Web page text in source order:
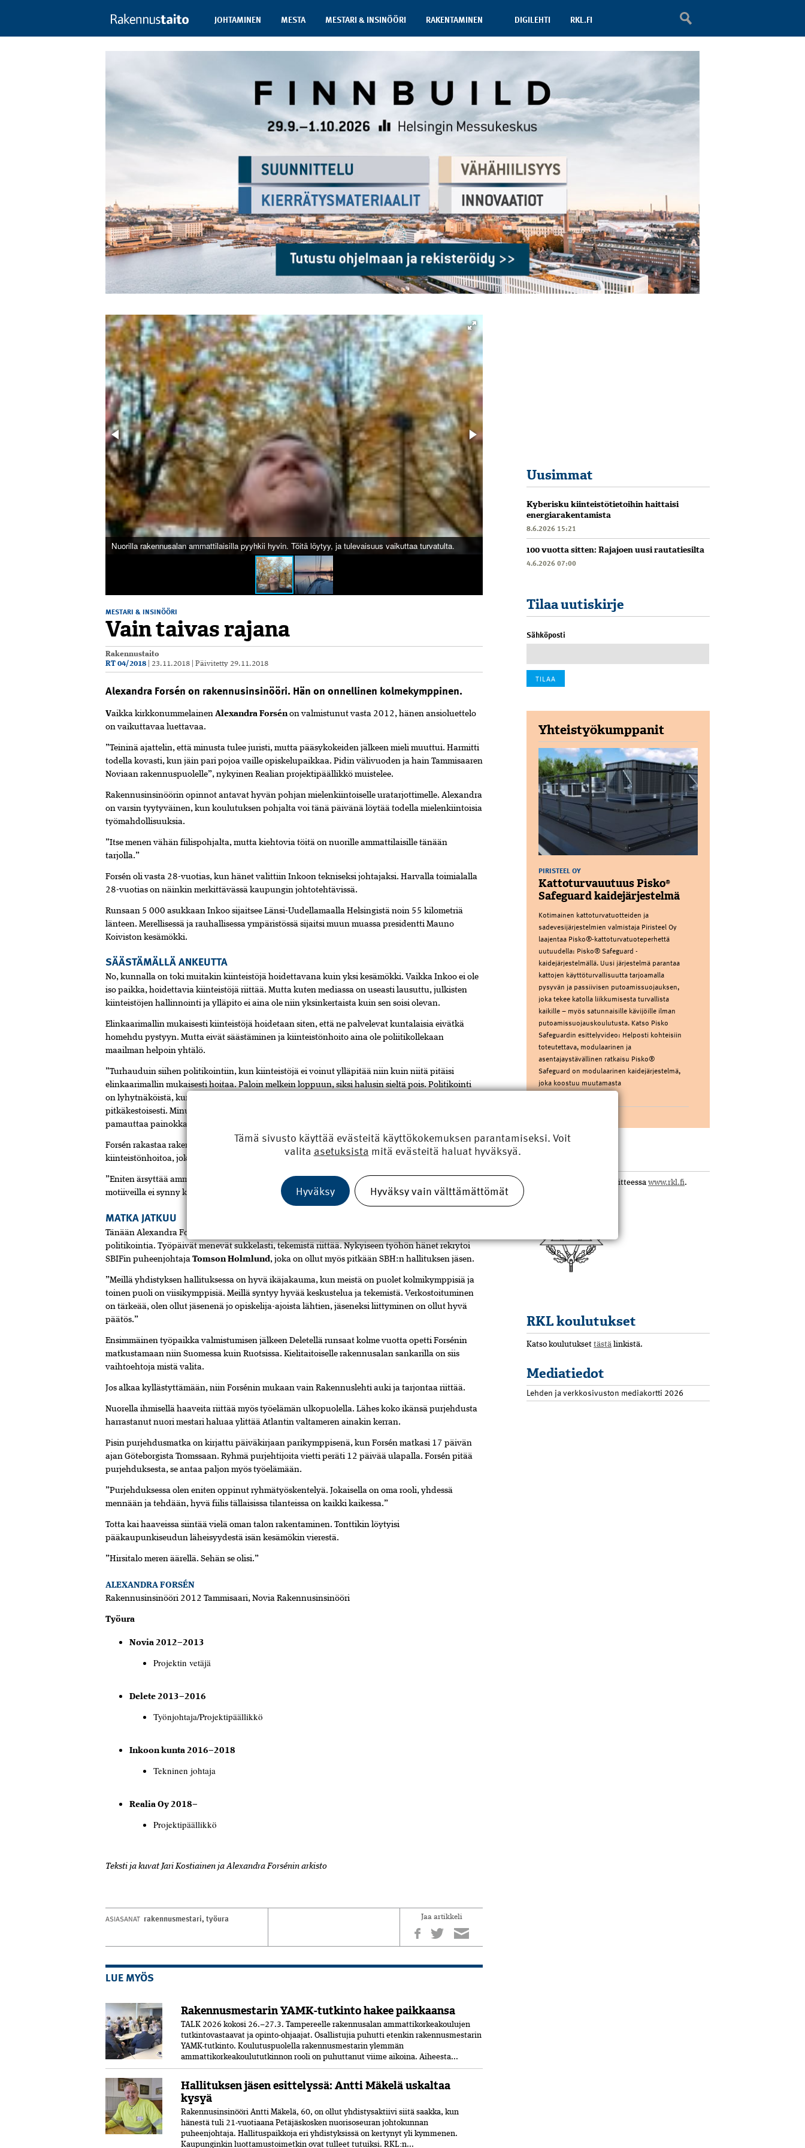
JOHTAMINEN MESTA MESTARI & INSINÖÖRI RAKENTAMINEN DIGILEHTI RKL.FI
Nuorilla rakennusalan ammattilaisilla pyyhkii hyvin. Töitä löytyy, ja tulevaisuus vaikuttaa turvatulta.
MESTARI & INSINÖÖRI
Vain taivas rajana
Rakennustaito
RT 04/2018
23.11.2018 |Päivitetty 29.11.2018
Alexandra Forsén on rakennusinsinööri. Hän on onnellinen kolmekymppinen.
Vaikka kirkkonummelainenAlexandra Forsénon valmistunut vasta 2012, hänen ansioluettelo
on vaikuttavaa luettavaa.
”Teininä ajattelin, että minusta tulee juristi, mutta pääsykokeiden jälkeen mieli muuttui. Harmitti
todella kovasti, kun jäin pari pojoa vaille opiskelupaikkaa. Pidin välivuoden ja hain Tammisaaren
Noviaan rakennuspuolelle”, nykyinen Realian projektipäällikkö muistelee.
Rakennusinsinöörin opinnot antavat hyvän pohjan mielenkiintoiselle uratarjottimelle. Alexandra
on varsin tyytyväinen, kun koulutuksen pohjalta voi tänä päivänä löytää todella mielenkiintoisia
työmahdollisuuksia.
”Itse menen vähän fiilispohjalta, mutta kiehtovia töitä on nuorille ammattilaisille tänään
tarjolla.”
Forsén oli vasta 28-vuotias, kun hänet valittiin Inkoon tekniseksi johtajaksi. Harvalla toimialalla
28-vuotias on näinkin merkittävässä kaupungin johtotehtävissä.
Runsaan 5 000 asukkaan Inkoo sijaitsee Länsi-Uudellamaalla Helsingistä noin 55 kilometriä
länteen. Merellisessä ja rauhallisessa ympäristössä sijaitsi muun muassa presidentti Mauno
Koiviston kesämökki.
SÄÄSTÄMÄLLÄ ANKEUTTA
No, kunnalla on toki muitakin kiinteistöjä hoidettavana kuin yksi kesämökki. Vaikka Inkoo ei ole
iso paikka, hoidettavia kiinteistöjä riittää. Mutta kuten mediassa on useasti lausuttu, julkisten
kiinteistöjen hallinnointi ja ylläpito ei aina ole niin yksinkertaista kuin sen soisi olevan.
Elinkaarimallin mukaisesti kiinteistöjä hoidetaan siten, että ne palvelevat kuntalaisia eivätkä
homehdu pystyyn. Mutta eivät säästäminen ja kiinteistönhoito aina ole poliitikollekaan
maailman helpoin yhtälö.
”Turhauduin siihen politikointiin, kun kiinteistöjä ei voinut ylläpitää niin kuin niitä pitäisi
elinkaarimallin mukaisesti hoitaa. Paloin melkein loppuun, siksi halusin sieltä pois. Politikointi
on lyhytnäköistä, kunnan luottamushenkilöt eivät osaa suhtautua kiinteistöjen kehittämiseen
pitkäkestoisesti. Minusta kiinteistöjen huono hoito on väärä paikka säästää”, insinööri Forsén
pamauttaa painokkaasti.
Forsén rakastaa rakentamista. Lyhyen työuransa aikana hän on nähnyt paljon rakentamista ja
kiinteistönhoitoa, joka saa aikaan suuttumusta.
”Eniten ärsyttää ammattiylpeyden puute ja se, että tehdään vain rahankiilto silmissä. Väärillä
motiiveilla ei synny kestävää rakentamista. Suomessa kyllä osataan rakentaa myös oikein.”
MATKA JATKUU
Tänään Alexandra Forsén on tyytyväinen työhönsä yksityisellä puolella. Ei ainakaan ole turhaa
politikointia. Työpäivät menevät sukkelasti, tekemistä riittää. Nykyiseen työhön hänet rekrytoi
SBIFin puheenjohtajaTomson Holmlund, joka on ollut myös pitkään SBH:n hallituksen jäsen.
”Meillä yhdistyksen hallituksessa on hyvä ikäjakauma, kun meistä on puolet kolmikymppisiä ja
toinen puoli on viisikymppisiä. Meillä syntyy hyvää keskustelua ja tekemistä. Verkostoituminen
on tärkeää, olen ollut jäsenenä jo opiskelija-ajoista lähtien, jäseneksi liittyminen on ollut hyvä
päätös.”
Ensimmäinen työpaikka valmistumisen jälkeen Deletellä runsaat kolme vuotta opetti Forsénin
matkustamaan niin Suomessa kuin Ruotsissa. Kielitaitoiselle rakennusalan sankarilla on siis
vaihtoehtoja mistä valita.
Jos alkaa kyllästyttämään, niin Forsénin mukaan vain Rakennuslehti auki ja tarjontaa riittää.
Nuorella ihmisellä haaveita riittää myös työelämän ulkopuolella. Lähes koko ikänsä purjehdusta
harrastanut nuori mestari haluaa ylittää Atlantin valtameren ainakin kerran.
Pisin purjehdusmatka on kirjattu päiväkirjaan parikymppisenä, kun Forsén matkasi 17 päivän
ajan Göteborgista Tromssaan. Ryhmä purjehtijoita vietti peräti 12 päivää ulapalla. Forsén pitää
purjehduksesta, se antaa paljon myös työelämään.
”Purjehduksessa olen eniten oppinut ryhmätyöskentelyä. Jokaisella on oma rooli, yhdessä
mennään ja tehdään, hyvä fiilis tällaisissa tilanteissa on kaikki kaikessa.”
Totta kai haaveissa siintää vielä oman talon rakentaminen. Tonttikin löytyisi
pääkaupunkiseudun läheisyydestä isän kesämökin vierestä.
”Hirsitalo meren äärellä. Sehän se olisi.”
ALEXANDRA FORSÉN
Rakennusinsinööri 2012 Tammisaari, Novia Rakennusinsinööri
Työura
Novia 2012–2013
Projektin vetäjä
Delete 2013–2016
Työnjohtaja/Projektipäällikkö
Inkoon kunta 2016–2018
Tekninen johtaja
Realia Oy 2018–
Projektipäällikkö
Teksti ja kuvat Jari Kostiainen ja Alexandra Forsénin arkisto
ASIASANAT rakennusmestari,työura Jaa artikkeli
LUE MYÖS
Rakennusmestarin YAMK-tutkinto hakee paikkaansa
TALK 2026 kokosi 26.–27.3. Tampereelle rakennusalan ammattikorkeakoulujen
tutkintovastaavat ja opinto-ohjaajat. Osallistujia puhutti etenkin rakennusmestarin
YAMK-tutkinto. Koulutuspuolella rakennusmestarin ylemmän
ammattikorkeakoulututkinnon rooli on puhuttanut viime ­aikoina. ­Aiheesta...
Hallituksen jäsen esittelyssä: Antti Mäkelä uskaltaa
kysyä
Rakennusinsinööri Antti Mäkelä, 60, on ollut yhdistysaktiivi siitä saakka, kun
hänestä tuli 21-vuo­tiaana Petäjäskosken nuoriso­seuran johtokunnan
puheenjohtaja. Hallituspaikkoja eri yhdistyksissä on kertynyt yli kymmenen.
Kaupunginkin luottamustoimetkin ovat tulleet tutuiksi. RKL:n...
Uusimmat
Kyberisku kiinteistötietoihin haittaisi
energiarakentamista
8.6.2026 15:21
100 vuotta sitten: Rajajoen uusi rautatiesilta
4.6.2026 07:00
Tilaa uutiskirje
Sähköposti
Yhteistyökumppanit
PIRISTEEL OY
Kattoturvauutuus Pisko®
Safeguard kaidejärjestelmä
Kotimainen kattoturvatuotteiden ja
sadevesijärjestelmien valmistaja Piristeel Oy
laajentaa Pisko®-kattoturvatuoteperhettä
uutuudella: Pisko® Safeguard -
kaidejärjestelmällä. Uusi järjestelmä parantaa
kattojen käyttöturvallisuutta tarjoamalla
pysyvän ja passiivisen putoamissuojauksen,
joka tekee katolla liikkumisesta turvallista
kaikille – myös satunnaisille kävijöille ilman
putoamissuojauskoulutusta. Katso Pisko
Safeguardin esittelyvideo: Helposti kohteisiin
toteutettava, modulaarinen ja
asentajaystävällinen ratkaisu Pisko®
Safeguard on modulaarinen kaidejärjestelmä,
joka koostuu muutamasta
pääkomponentista. […]
Tutustu yhdistykseen osoitteessa www.rkl.fi.
RKL koulutukset
Katso koulutukset tästä linkistä.
Mediatiedot
Lehden ja verkkosivuston mediakortti 2026
Tämä sivusto käyttää evästeitä käyttökokemuksen parantamiseksi. Voit
valita asetuksista mitä evästeitä haluat hyväksyä.
Hyväksy Hyväksy vain välttämättömät